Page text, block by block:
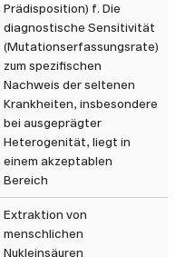
Prädisposition) f. Die
diagnostische Sensitivität
(Mutationserfassungsrate)
zum spezifischen
Nachweis der seltenen
Krankheiten, insbesondere
bei ausgeprägter
Heterogenität, liegt in
einem akzeptablen
Bereich
Extraktion von
menschlichen
Nukleinsäuren